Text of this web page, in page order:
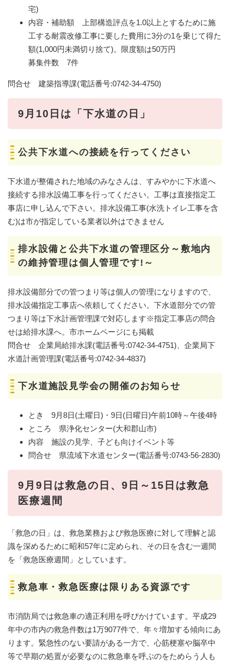
宅)
内容・補助額 上部構造評点を1.0以上とするために施
工する耐震改修工事に要した費用に3分の1を乗じて得た
額(1,000円未満切り捨て)。限度額は50万円
募集件数 7件
問合せ 建築指導課(電話番号:0742-34-4750)
9月10日は「下水道の日」
公共下水道への接続を行ってください
下水道が整備された地域のみなさんは、すみやかに下水道へ
接続する排水設備工事を行ってください。工事は直接指定工
事店に申し込んで下さい。排水設備工事(水洗トイレ工事を含
む)は市が指定している業者以外はできません
排水設備と公共下水道の管理区分～敷地内
の維持管理は個人管理です!～
排水設備部分での管つまり等は個人の管理になりますので、
排水設備指定工事店へ依頼してください。下水道部分での管
つまり等は下水計画管理課で対応します※指定工事店の問合
せは給排水課へ。市ホームページにも掲載
問合せ 企業局給排水課(電話番号:0742-34-4751)、企業局下
水道計画管理課(電話番号:0742-34-4837)
下水道施設見学会の開催のお知らせ
とき 9月8日(土曜日)・9日(日曜日)午前10時～午後4時
ところ 県浄化センター(大和郡山市)
内容 施設の見学、子ども向けイベント等
問合せ 県流域下水道センター(電話番号:0743-56-2830)
9月9日は救急の日、9日～15日は救急
医療週間
「救急の日」は、救急業務および救急医療に対して理解と認
識を深めるために昭和57年に定められ、その日を含む一週間
を「救急医療週間」としています。
救急車・救急医療は限りある資源です
市消防局では救急車の適正利用を呼びかけています。平成29
年中の市内の救急件数は1万9077件で、年々増加する傾向にあ
ります。緊急性のない要請がある一方で、心筋梗塞や脳卒中
等で早期の処置が必要なのに救急車を呼ぶのをためらう人も